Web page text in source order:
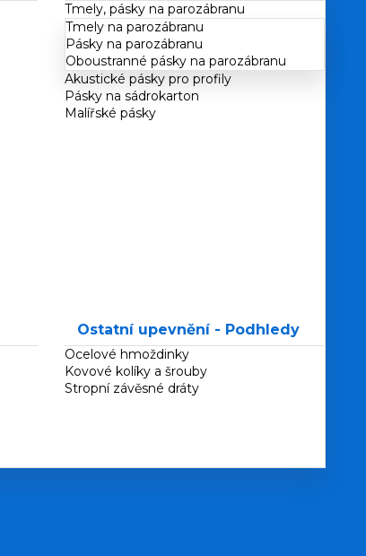
Tmely, pásky na parozábranu
Tmely na parozábranu
Pásky na parozábranu
Oboustranné pásky na parozábranu
Akustické pásky pro profily
Pásky na sádrokarton
Malířské pásky
Ostatní upevnění - Podhledy
Ocelové hmoždinky
Kovové kolíky a šrouby
Stropní závěsné dráty